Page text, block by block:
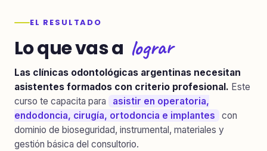
EL RESULTADO
Lo que vas a lograr
Las clínicas odontológicas argentinas necesitan
asistentes formados con criterio profesional. Este
curso te capacita para
asistir en operatoria,
endodoncia, cirugía, ortodoncia e implantes
con
dominio de bioseguridad, instrumental, materiales y
gestión básica del consultorio.